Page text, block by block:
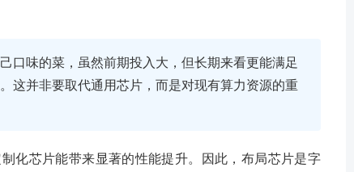
口味的菜，虽然前期投入大，但长期来看更能满足
这并非要取代通用芯片，而是对现有算力资源的重
化芯片能带来显著的性能提升。因此，布局芯片是字